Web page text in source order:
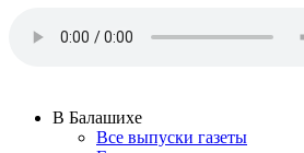
В Балашихе
Все выпуски газеты